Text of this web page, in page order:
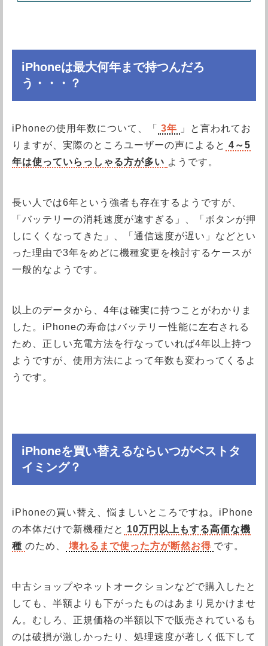
iPhoneは最大何年まで持つんだろ
う・・・？
iPhoneの使用年数について、「 3年
」と言われてお
りますが、実際のところユーザーの声によると 4～5
年は使っていらっしゃる方が多い ようです。
長い人では6年という強者も存在するようですが、
「バッテリーの消耗速度が速すぎる」、「ボタンが押
しにくくなってきた」、「通信速度が遅い」などとい
った理由で3年をめどに機種変更を検討するケースが
一般的なようです。
以上のデータから、4年は確実に持つことがわかりま
した。iPhoneの寿命はバッテリー性能に左右される
ため、正しい充電方法を行なっていれば4年以上持つ
ようですが、使用方法によって年数も変わってくるよ
うです。
iPhoneを買い替えるならいつがベストタ
イミング？
iPhoneの買い替え、悩ましいところですね。iPhone
の本体だけで新機種だと 10万円以上もする高価な機
種 のため、 壊れるまで使った方が断然お得 です。
中古ショップやネットオークションなどで購入したと
しても、半額よりも下がったものはあまり見かけませ
ん。むしろ、正規価格の半額以下で販売されているも
のは破損が激しかったり、処理速度が著しく低下して